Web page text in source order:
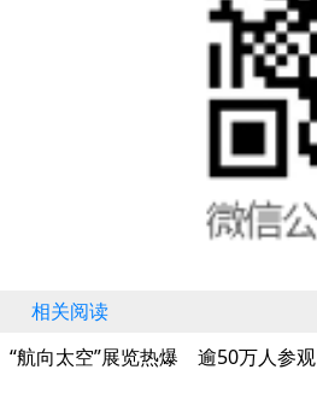
相关阅读
“航向太空”展览热爆 逾50万人参观